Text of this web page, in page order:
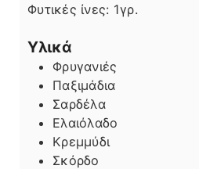
Φυτικές ίνες: 1γρ.
Υλικά
Φρυγανιές
Παξιμάδια
Σαρδέλα
Ελαιόλαδο
Κρεμμύδι
Σκόρδο